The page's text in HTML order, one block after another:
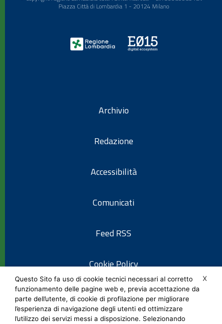
Piazza Città di Lombardia 1 - 20124 Milano
Archivio
Redazione
Accessibilità
Comunicati
Feed RSS
Cookie Policy
Informativa privacy
X
Questo Sito fa uso di cookie tecnici necessari al corretto
funzionamento delle pagine web e, previa accettazione da
parte dell’utente, di cookie di profilazione per migliorare
l’esperienza di navigazione degli utenti ed ottimizzare
l’utilizzo dei servizi messi a disposizione. Selezionando